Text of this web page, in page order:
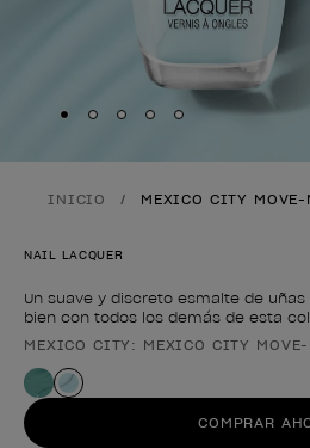
Skip to slide
Skip to slide
Skip to slide
Skip to slide
Skip to slide
INICIO MEXICO CITY
NAIL LACQUER
Un suave y discreto esmalte de
bien con todos los demás de esta
Forma del producto
MEXICO CITY: MEXICO CITY
COMPRAR